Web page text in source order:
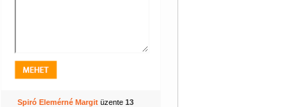
Spiró Elemérné Margitüzente 13